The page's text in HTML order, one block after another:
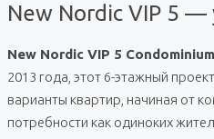
New Nordic VIP 5
New Nordic VIP 5 Condominium
2013 года, этот 6-этажный
варианты квартир, начиная от
потребности как одиноких